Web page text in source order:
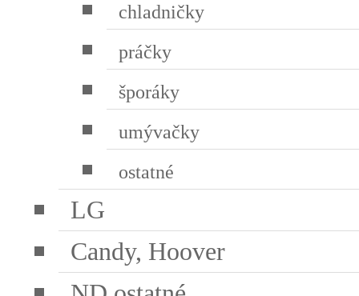
chladničky
práčky
šporáky
umývačky
ostatné
LG
Candy, Hoover